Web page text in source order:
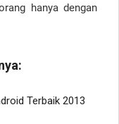
hanya dengan